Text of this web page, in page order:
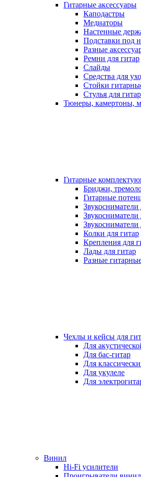
Гитарные аксессуары
Каподастры
Медиаторы
Настенные
Подставки под
Разные
Ремни для гитар
Слайды
Средства для
Стойки
Стулья для
Тюнеры, камертоны,
Гитарные
Бриджи,
Гитарные
Звукосниматели
Звукосниматели
Звукосниматели
Колки для гитар
Крепления для
Лады для гитар
Разные
Чехлы и кейсы для
Для
Для бас-гитар
Для
Для укулеле
Для
Винил
Hi-Fi усилители